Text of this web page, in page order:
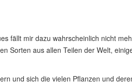
fällt mir dazu wahrscheinlich nicht
Sorten aus allen Teilen der Welt,
und sich die vielen Pflanzen und